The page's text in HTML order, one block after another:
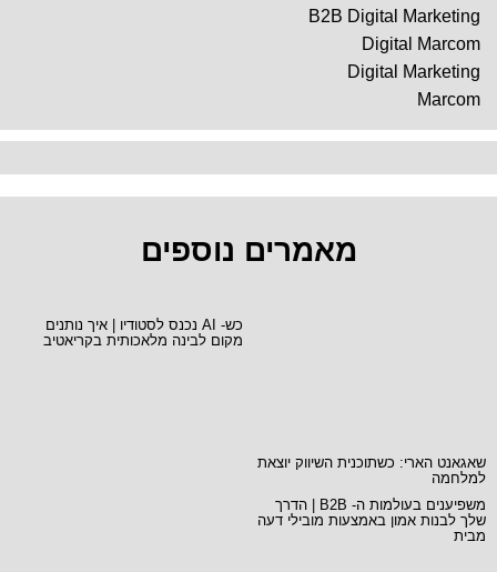
B2B Digital Marketing
Digital Marcom
Digital Marketing
Marcom
מאמרים נוספים
שאגאנט הארי: כשתוכנית השיווק יוצאת
למלחמה
כש- AI נכנס לסטודיו | איך נותנים
מקום לבינה מלאכותית בקריאטיב
משפיענים בעולמות ה- B2B | הדרך
שלך לבנות אמון באמצעות מובילי דעה
מבית